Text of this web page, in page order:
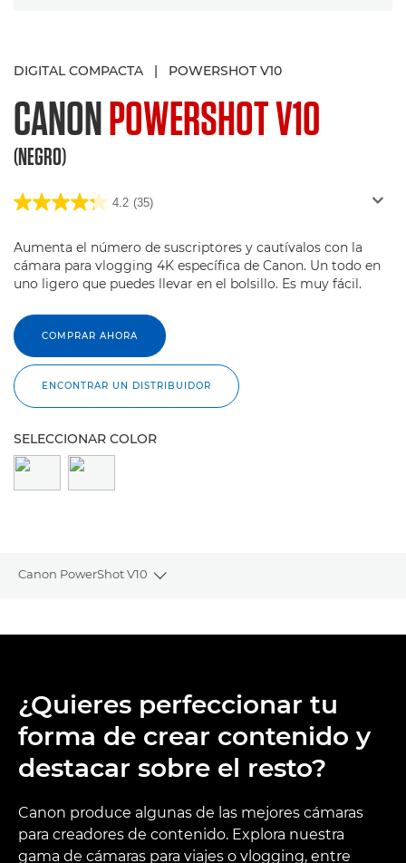
DIGITAL COMPACTA | POWERSHOT V10
CANONPOWERSHOT V10
(NEGRO)
4.2 (35)
Aumenta el número de suscriptores y cautívalos con la
cámara para vlogging 4K específica de Canon. Un todo en
uno ligero que puedes llevar en el bolsillo. Es muy fácil.
COMPRAR AHORA
ENCONTRAR UN DISTRIBUIDOR
SELECCIONAR COLOR
Canon PowerShot V10
Toggle breadcrumbs
Valoraciones
Asistencia
¿Quieres perfeccionar tu
forma de crear contenido y
destacar sobre el resto?
Canon produce algunas de las mejores cámaras
para creadores de contenido. Explora nuestra
gama de cámaras para viajes o vlogging, entre